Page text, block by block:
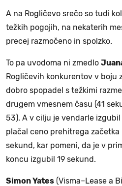
A na Rogličevo srečo so tudi
težkih pogojih, na nekaterih
precej razmočeno in spolzko.
To pa uvodoma ni zmedlo
Rogličevih konkurentov v boju
dobro spopadel s težkimi
drugem vmesnem času (41
53). A v cilju je vendarle
plačal ceno prehitrega
sekund, kar pomeni, da je v
koncu izgubil 19 sekund.
Simon Yates (Visma–Lease a